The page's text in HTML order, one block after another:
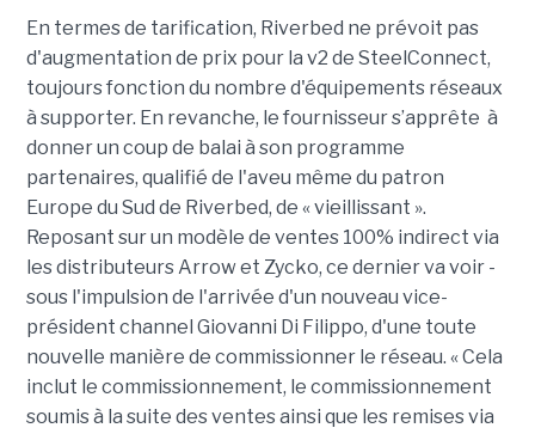
En termes de tarification, Riverbed ne prévoit pas
d'augmentation de prix pour la v2 de SteelConnect,
toujours fonction du nombre d'équipements réseaux
à supporter. En revanche, le fournisseur s’apprête à
donner un coup de balai à son programme
partenaires, qualifié de l'aveu même du patron
Europe du Sud de Riverbed, de « vieillissant ».
Reposant sur un modèle de ventes 100% indirect via
les distributeurs Arrow et Zycko, ce dernier va voir -
sous l'impulsion de l'arrivée d'un nouveau vice-
président channel Giovanni Di Filippo, d'une toute
nouvelle manière de commissionner le réseau. « Cela
inclut le commissionnement, le commissionnement
soumis à la suite des ventes ainsi que les remises via